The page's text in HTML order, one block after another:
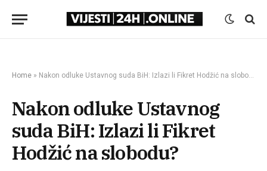
Home » Nakon odluke Ustavnog suda BiH: Izlazi li Fikret Hodžić na slobodu?
Nakon odluke Ustavnog
suda BiH: Izlazi li Fikret
Hodžić na slobodu?